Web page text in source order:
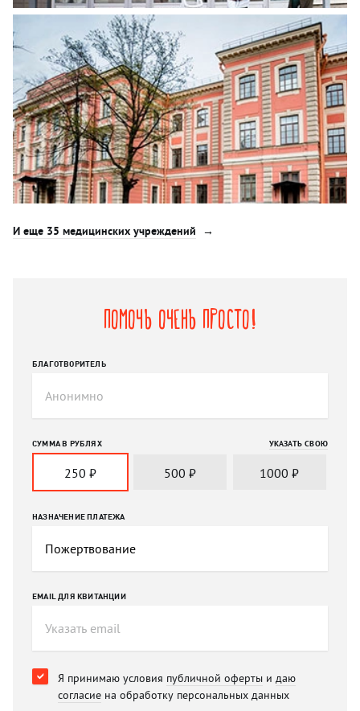
И еще 35 медицинских учреждений
Помочь очень просто!
БЛАГОТВОРИТЕЛЬ
СУММА В РУБЛЯХ
250 ₽ 500 ₽ 1000₽
УКАЗАТЬ СВОЮ
НАЗНАЧЕНИЕ ПЛАТЕЖА
EMAIL ДЛЯ КВИТАНЦИИ
Я принимаю условия публичной оферты и даю
согласие на обработку персональных данных